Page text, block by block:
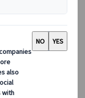
各地のネットワーク
ョンの専門家が、お
選旅程をご提案しま
る